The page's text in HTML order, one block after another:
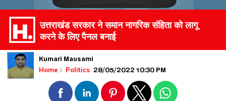
उत्तराखंड सरकार ने समान नागरिक संहिता को लागू
करने के लिए पैनल बनाई
Kumari Mausami
Home Politics 28/05/2022 10:30 PM